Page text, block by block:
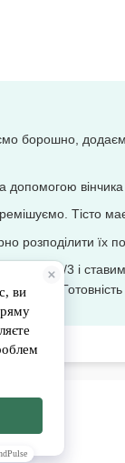
борошно,
Тісто
розподілити їх по
на 2/3 і
хвилин.